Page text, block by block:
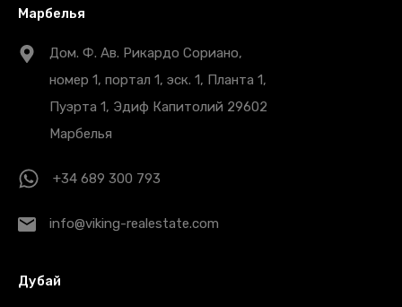
Марбелья
Дом. Ф. Ав. Рикардо Сориано,
номер 1, портал 1, эск. 1, Планта 1,
Пуэрта 1, Эдиф Капитолий 29602
Марбелья
+34 689 300 793
info@viking-realestate.com
Дубай